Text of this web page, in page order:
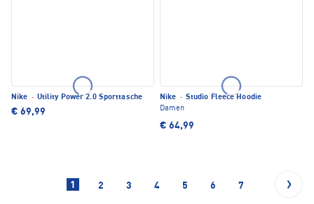
Nike · Utility Power 2.0 Sporttasche
€ 69,99
Nike · Studio Fleece Hoodie
Damen
€ 64,99
1 2 3 4 5 6 7